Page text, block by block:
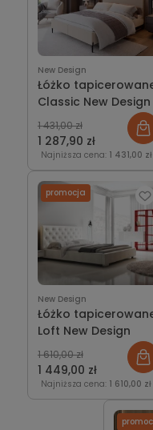
New Design
Łóżko
Classic New Design
1 287,90 zł
1 431,00 zł
Najniższa cena: 1 431,00 zł
New Design
Łóżko
Loft New Design
1 449,00 zł
1 610,00 zł
Najniższa cena: 1 610,00 zł
promocja